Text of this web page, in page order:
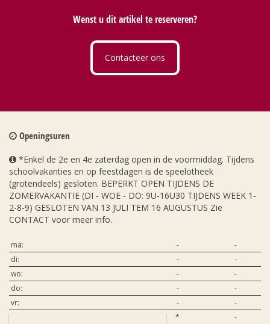
Wenst u dit artikel te reserveren?
Contacteer ons
Openingsuren
*Enkel de 2e en 4e zaterdag open in de voormiddag. Tijdens
schoolvakanties en op feestdagen is de speelotheek
(grotendeels) gesloten. BEPERKT OPEN TIJDENS DE
ZOMERVAKANTIE (DI - WOE - DO: 9U-16U30 TIJDENS WEEK 1-
2-8-9) GESLOTEN VAN 13 JULI TEM 16 AUGUSTUS Zie
CONTACT voor meer info.
ma: -
-
di:
-
-
wo:
-
-
do:
-
-
vr:
-
-
*
-